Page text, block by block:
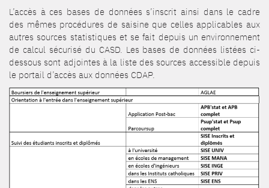
L’accès à ces bases de données s’inscrit ainsi dans le cadre
des mêmes procédures de saisine que celles applicables aux
autres sources statistiques et se fait depuis un environnement
de calcul sécurisé du CASD. Les bases de données listées ci-
dessous sont adjointes à la liste des sources accessible depuis
le portail d’accès aux données CDAP.